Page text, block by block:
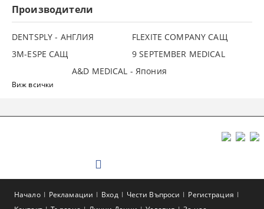
Производители
DENTSPLY - АНГЛИЯ
FLEXITE COMPANY САЩ
3М-ESPE САЩ
9 SEPTEMBER MEDICAL
A&D MEDICAL - Япония
Виж всички
Начало Рекламации Вход Чести Въпроси
Регистрация